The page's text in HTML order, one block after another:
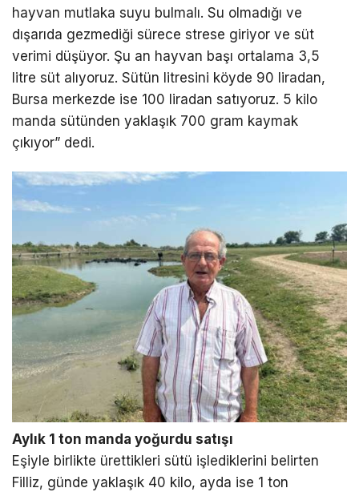
hayvan mutlaka suyu bulmalı. Su olmadığı ve
dışarıda gezmediği sürece strese giriyor ve süt
verimi düşüyor. Şu an hayvan başı ortalama 3,5
litre süt alıyoruz. Sütün litresini köyde 90 liradan,
Bursa merkezde ise 100 liradan satıyoruz. 5 kilo
manda sütünden yaklaşık 700 gram kaymak
çıkıyor” dedi.
Aylık 1 ton manda yoğurdu satışı
Eşiyle birlikte ürettikleri sütü işlediklerini belirten
Filliz, günde yaklaşık 40 kilo, ayda ise 1 ton